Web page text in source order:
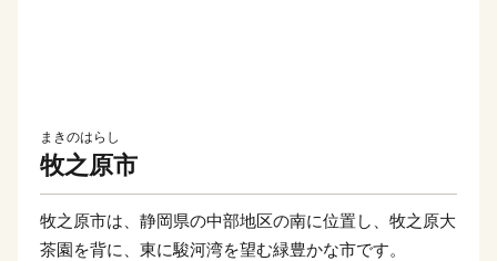
まきのはらし
牧之原市
牧之原市は、静岡県の中部地区の南に位置し、牧之原大
茶園を背に、東に駿河湾を望む緑豊かな市です。